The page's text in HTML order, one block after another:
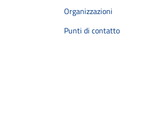
Organizzazioni
Punti di contatto